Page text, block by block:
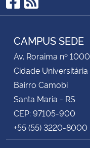
Facebook
RSS
CAMPUS SEDE
Av. Roraima nº 1000
Cidade Universitária
Bairro Camobi
Santa Maria - RS
CEP: 97105-900
+55 (55) 3220-8000